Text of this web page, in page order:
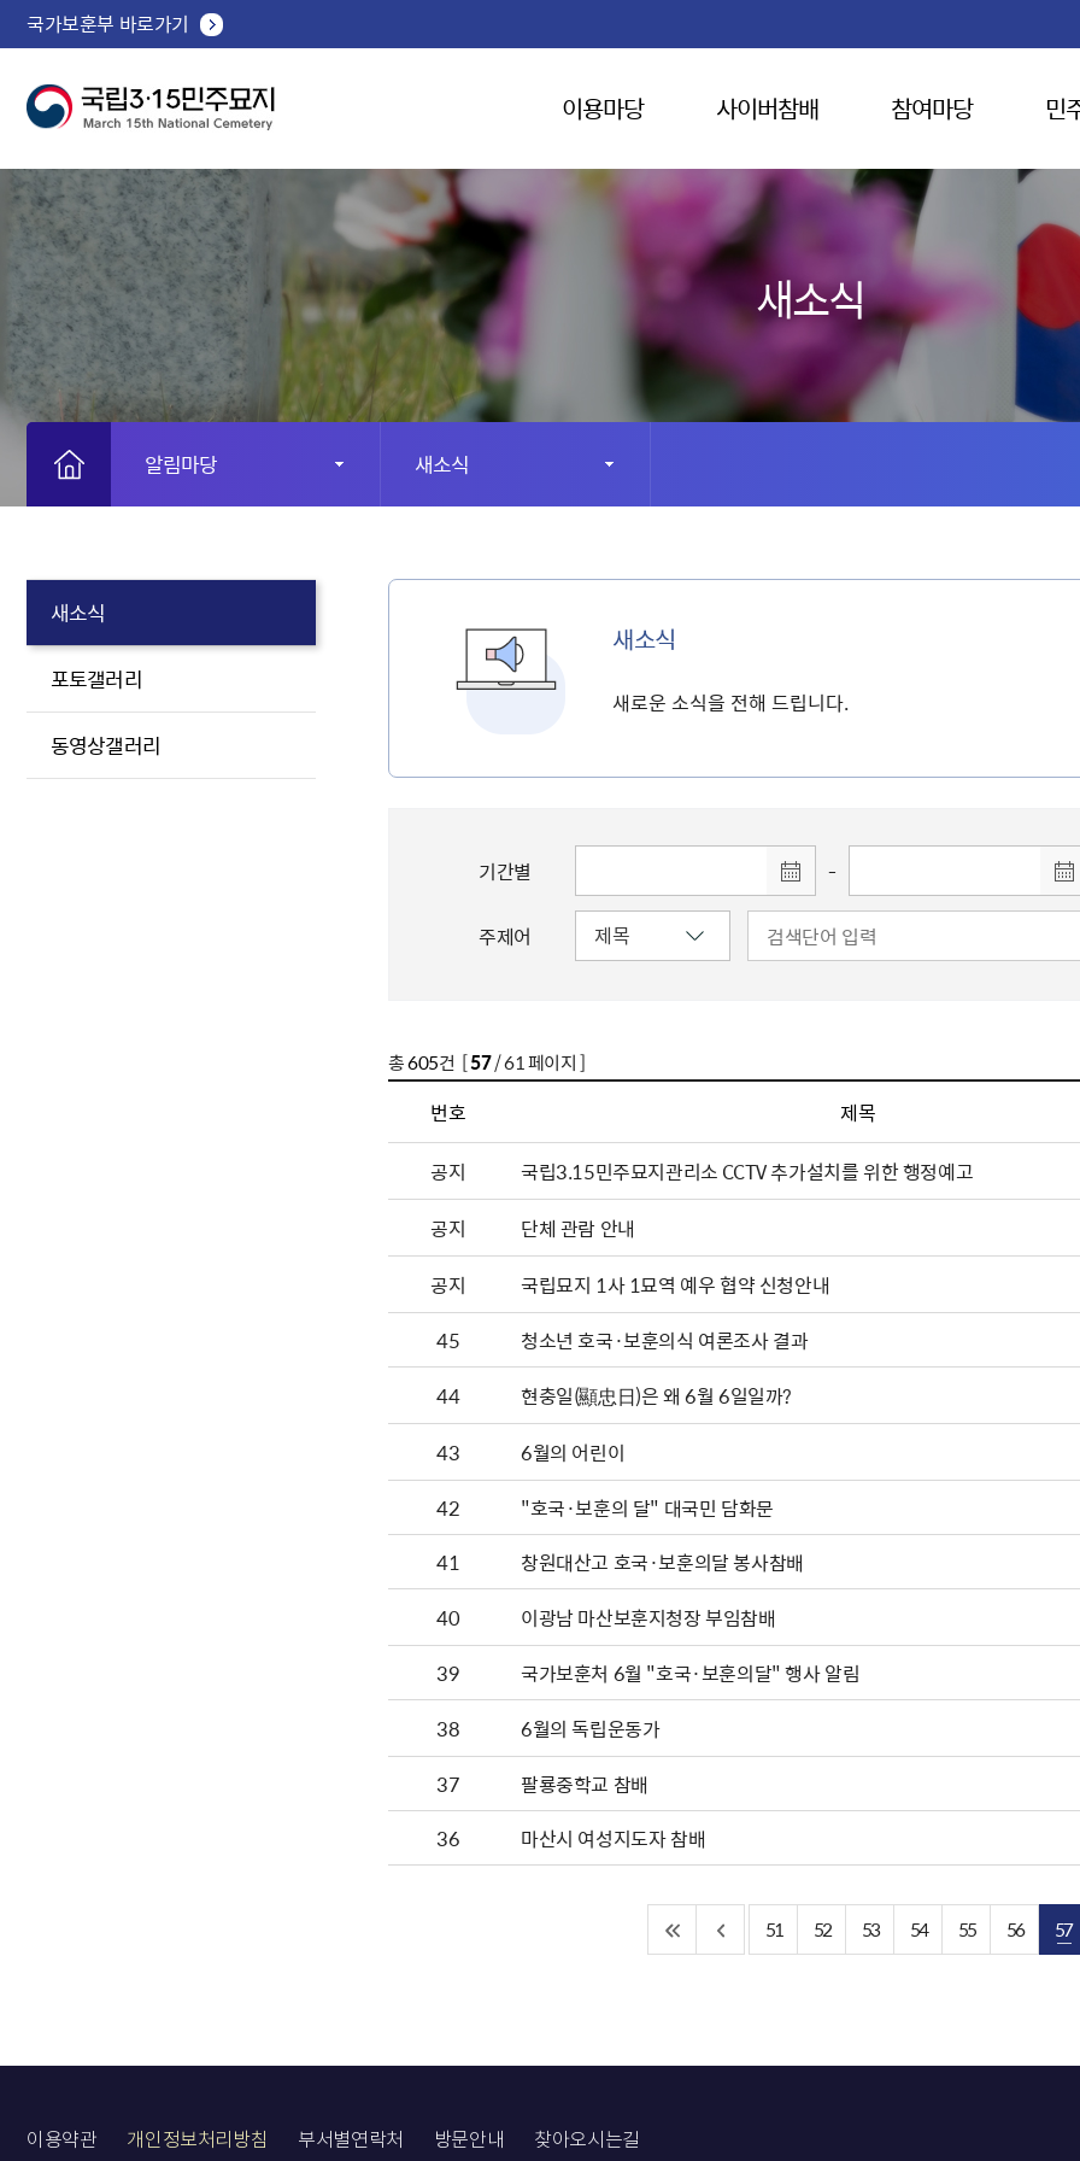
국가보훈부 바로가기
이용마당 사이버참배 참여마당 민
새소식
알림마당 새소식
새소식
포토갤러리
동영상갤러리
새소식
새로운 소식을 전해 드립니다.
기간별 -
주제어
총605건 [57/ 61 페이지 ]
번호 제목
공지
국립3.15민주묘지관리소 CCTV 추가설치를 위한 행정예고
공지
단체 관람 안내
공지
국립묘지 1사 1묘역 예우 협약 신청안내
45
청소년 호국·보훈의식 여론조사 결과
44
현충일(顯忠日)은 왜 6월 6일일까?
43
6월의 어린이
42
"호국·보훈의 달" 대국민 담화문
41
창원대산고 호국·보훈의달 봉사참배
40
이광남 마산보훈지청장 부임참배
39
국가보훈처 6월 "호국·보훈의달" 행사 알림
38
6월의 독립운동가
37
팔룡중학교 참배
36
마산시 여성지도자 참배
51 52 53 54 55 56 57
이용약관 개인정보처리방침 부서별연락처 방문안내 찾아오시는길